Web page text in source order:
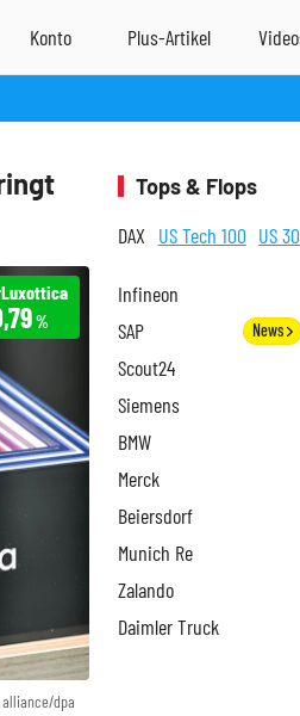
dpa
%
Tops & Flops
DAX US Tech 100 US 30
Infineon
SAP News
Scout24
Siemens
BMW
Merck
Beiersdorf
Munich Re
Zalando
Daimler Truck